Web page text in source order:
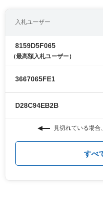
入札ユーザー
8159D5F065
（最高額入札ユーザー）
3667065FE1
D28C94EB2B
見切れている場
すべ